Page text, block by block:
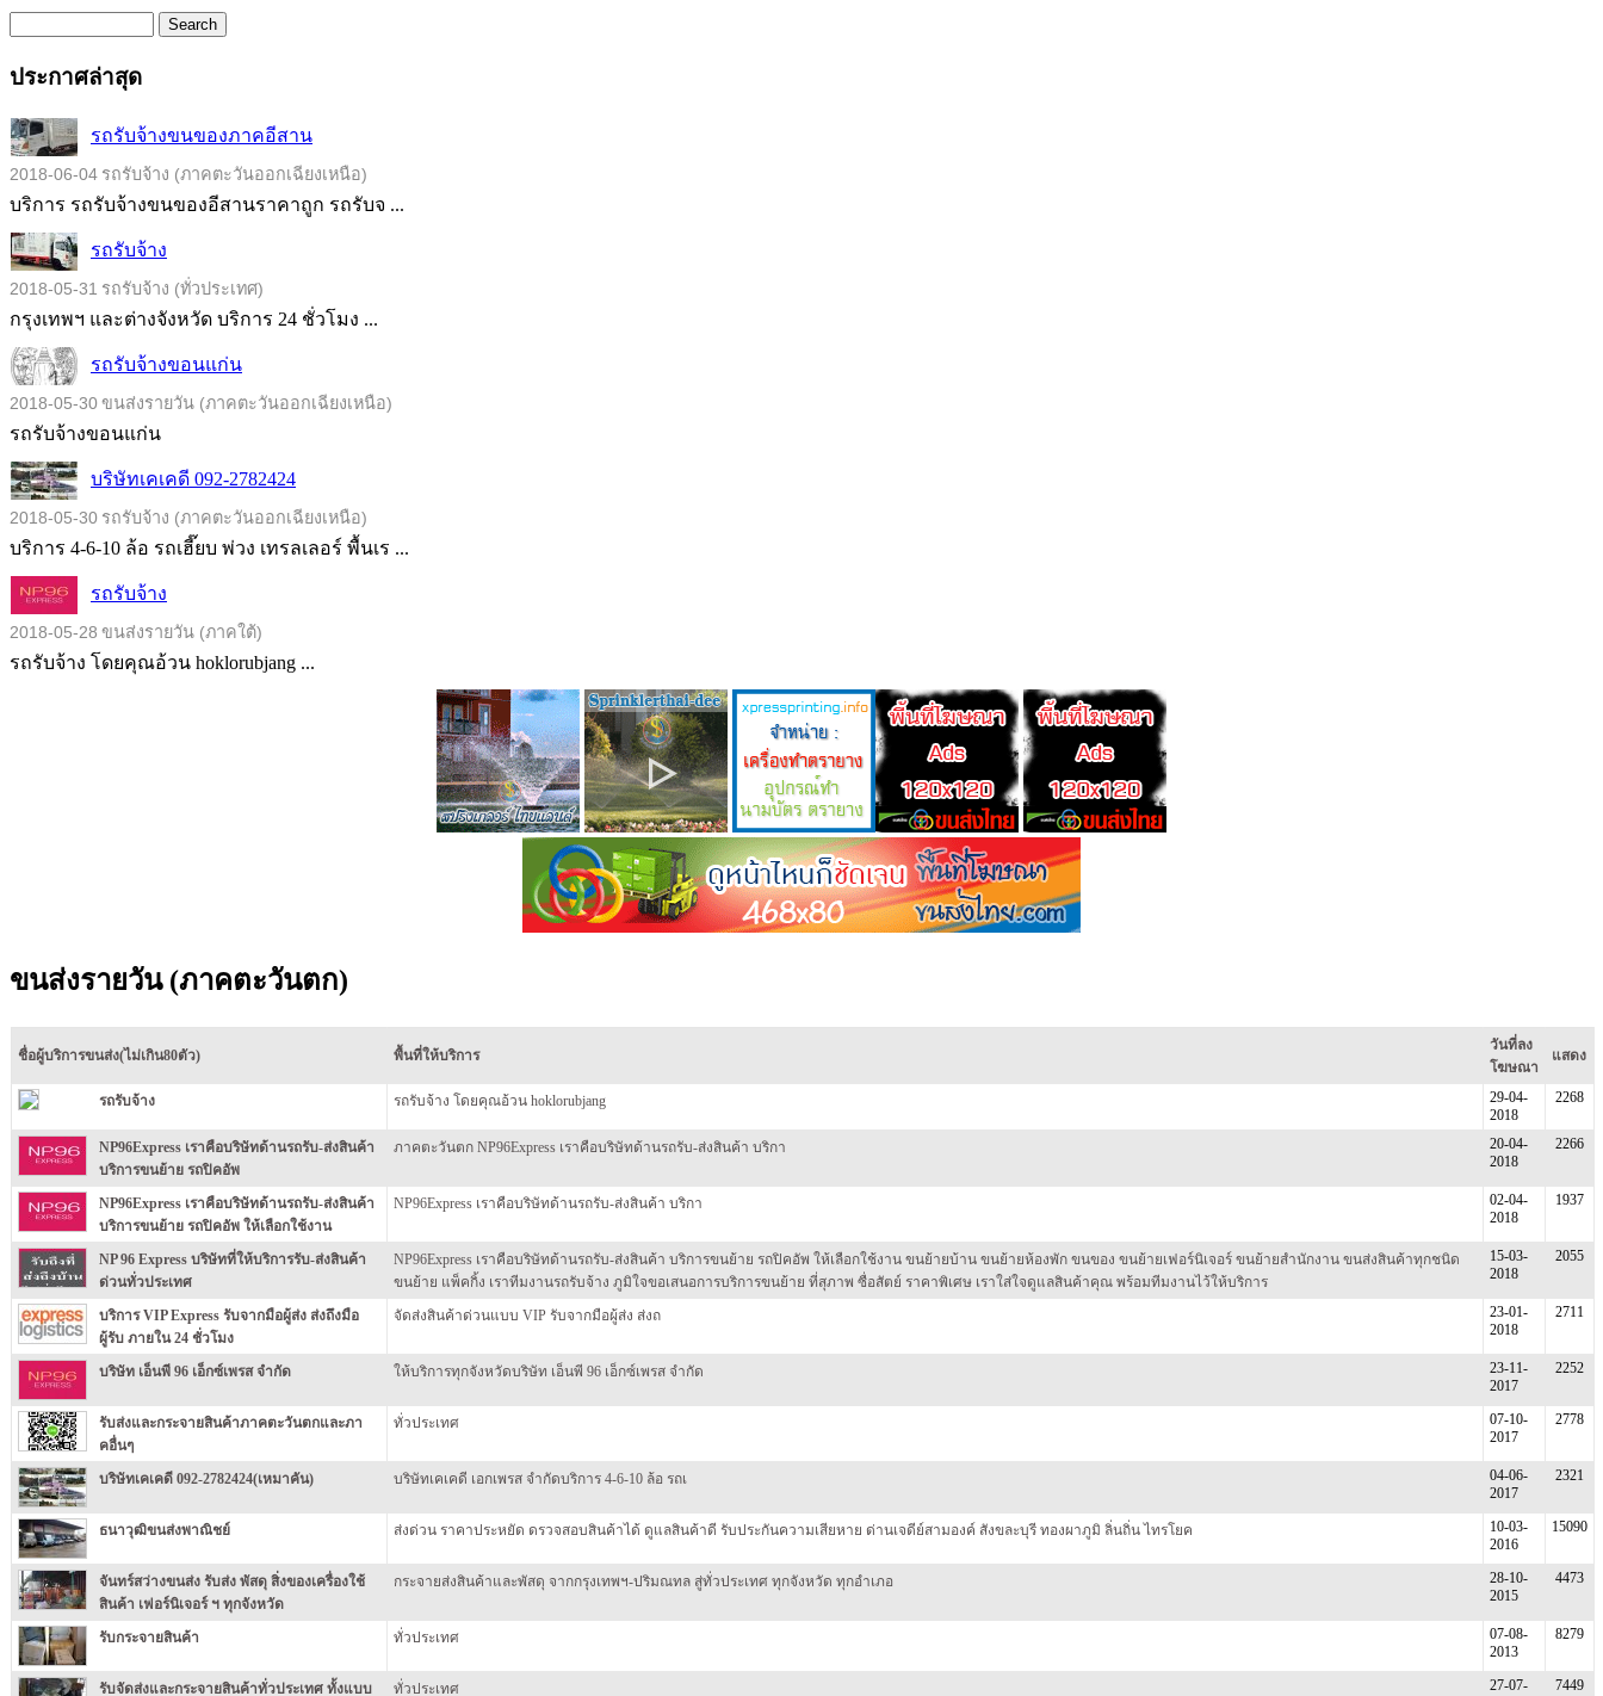
Search
ประกาศล่าสุด
รถรับจ้างขนของภาคอีสาน
2018-06-04 รถรับจ้าง (ภาคตะวันออกเฉียงเหนือ)
บริการ รถรับจ้างขนของอีสานราคาถูก รถรับจ ...
รถรับจ้าง
2018-05-31 รถรับจ้าง (ทั่วประเทศ)
กรุงเทพฯ และต่างจังหวัด บริการ 24 ชั่วโมง ...
รถรับจ้างขอนแก่น
2018-05-30ขนส่งรายวัน (ภาคตะวันออกเฉียงเหนือ)
รถรับจ้างขอนแก่น
บริษัทเคเคดี 092-2782424
2018-05-30 รถรับจ้าง (ภาคตะวันออกเฉียงเหนือ)
บริการ 4-6-10 ล้อ รถเฮี๊ยบ พ่วง เทรลเลอร์ พื้นเร ...
รถรับจ้าง
2018-05-28 ขนส่งรายวัน (ภาคใต้)
รถรับจ้าง โดยคุณอ้วน hoklorubjang ...
ขนส่งรายวัน (ภาคตะวันตก)
ชื่อผู้บริการขนส่ง(ไม่เกิน80ตัว) พื้นที่ให้บริการ
วันที่ลง
โฆษณา
แสดง
รถรับจ้าง รถรับจ้าง โดยคุณอ้วน hoklorubjang
29-04-
2018
2268
NP96Express เราคือบริษัทด้านรถรับ-ส่งสินค้า
บริการขนย้าย รถปิคอัพ
ภาคตะวันตก NP96Express เราคือบริษัทด้านรถรับ-ส่งสินค้า บริกา
20-04-
2018
2266
NP96Express เราคือบริษัทด้านรถรับ-ส่งสินค้า
บริการขนย้าย รถปิคอัพ ให้เลือกใช้งาน
NP96Express เราคือบริษัทด้านรถรับ-ส่งสินค้า บริกา
02-04-
2018
1937
NP 96 Express บริษัทที่ให้บริการรับ-ส่งสินค้า
ด่วนทั่วประเทศ
NP96Express เราคือบริษัทด้านรถรับ-ส่งสินค้า บริการขนย้าย รถปิคอัพ ให้เลือกใช้งาน ขนย้ายบ้าน ขนย้ายห้องพัก ขนของ ขนย้ายเฟอร์นิเจอร์ ขนย้ายสำนักงาน ขนส่งสินค้าทุกชนิด
ขนย้าย แพ็คกิ้ง เราทีมงานรถรับจ้าง ภูมิใจขอเสนอการบริการขนย้าย ที่สุภาพ ซื่อสัตย์ ราคาพิเศษ เราใส่ใจดูแลสินค้าคุณ พร้อมทีมงานไว้ให้บริการ
15-03-
2018
2055
บริการ VIP Express รับจากมือผู้ส่ง ส่งถึงมือ
ผู้รับ ภายใน 24 ชั่วโมง
จัดส่งสินค้าด่วนแบบ VIP รับจากมือผู้ส่ง ส่งถ
23-01-
2018
2711
บริษัท เอ็นพี 96 เอ็กซ์เพรส จำกัด ให้บริการทุกจังหวัดบริษัท เอ็นพี 96 เอ็กซ์เพรส จำกัด
23-11-
2017
2252
รับส่งและกระจายสินค้าภาคตะวันตกและภา
คอื่นๆ
ทั่วประเทศ
07-10-
2017
2778
บริษัทเคเคดี 092-2782424(เหมาคัน) บริษัทเคเคดี เอกเพรส จำกัดบริการ 4-6-10 ล้อ รถเ
04-06-
2017
2321
ธนาวุฒิขนส่งพาณิชย์ ส่งด่วน ราคาประหยัด ดรวจสอบสินค้าได้ ดูแลสินค้าดี รับประกันความเสียหาย ด่านเจดีย์สามองค์ สังขละบุรี ทองผาภูมิ ลิ่นถิ่น ไทรโยค
10-03-
2016
15090
จันทร์สว่างขนส่ง รับส่ง พัสดุ สิ่งของเครื่องใช้
สินค้า เฟอร์นิเจอร์ ฯ ทุกจังหวัด
กระจายส่งสินค้าและพัสดุ จากกรุงเทพฯ-ปริมณทล สู่ทั่วประเทศ ทุกจังหวัด ทุกอำเภอ
28-10-
2015
4473
รับกระจายสินค้า ทั่วประเทศ
07-08-
2013
8279
รับจัดส่งและกระจายสินค้าทั่วประเทศ ทั้งแบบ ทั่วประเทศ
27-07-
7449